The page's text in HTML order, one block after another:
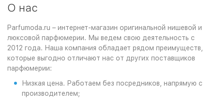
О нас
Parfumoda.ru – интернет-магазин оригинальной нишевой и
люксовой парфюмерии. Мы ведем свою деятельность с
2012 года. Наша компания обладает рядом преимуществ,
которые выгодно отличают нас от других поставщиков
парфюмерии:
Низкая цена. Работаем без посредников, напрямую с
производителем;